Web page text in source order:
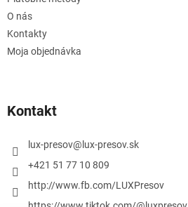
O nás
Kontakty
Moja objednávka
Kontakt
lux-presov@ lux-presov.sk
+421 51 77 10 809
http://www.fb.com/LUXPresov